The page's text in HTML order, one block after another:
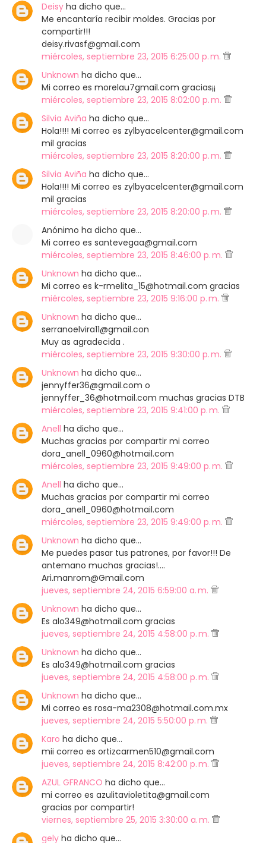
Deisy ha dicho que…
Me encantaría recibir moldes. Gracias por
compartir!!!
deisy.rivasf@gmail.com
miércoles, septiembre 23, 2015 6:25:00 p. m.
Unknown ha dicho que…
Mi correo es morelau7gmail.com gracias¡¡
miércoles, septiembre 23, 2015 8:02:00 p. m.
Silvia Aviña ha dicho que…
Hola!!!! Mi correo es zylbyacelcenter@gmail.com
mil gracias
miércoles, septiembre 23, 2015 8:20:00 p. m.
Silvia Aviña ha dicho que…
Hola!!!! Mi correo es zylbyacelcenter@gmail.com
mil gracias
miércoles, septiembre 23, 2015 8:20:00 p. m.
Anónimo ha dicho que…
Mi correo es santevegaa@gmail.com
miércoles, septiembre 23, 2015 8:46:00 p. m.
Unknown ha dicho que…
Mi correo es k-rmelita_15@hotmail.com gracias
miércoles, septiembre 23, 2015 9:16:00 p. m.
Unknown ha dicho que…
serranoelvira11@gmail.con
Muy as agradecida .
miércoles, septiembre 23, 2015 9:30:00 p. m.
Unknown ha dicho que…
jennyffer36@gmail.com o
jennyffer_36@hotmail.com muchas gracias DTB
miércoles, septiembre 23, 2015 9:41:00 p. m.
Anell ha dicho que…
Muchas gracias por compartir mi correo
dora_anell_0960@hotmail.com
miércoles, septiembre 23, 2015 9:49:00 p. m.
Anell ha dicho que…
Muchas gracias por compartir mi correo
dora_anell_0960@hotmail.com
miércoles, septiembre 23, 2015 9:49:00 p. m.
Unknown ha dicho que…
Me puedes pasar tus patrones, por favor!!! De
antemano muchas gracias!....
Ari.manrom@Gmail.com
jueves, septiembre 24, 2015 6:59:00 a. m.
Unknown ha dicho que…
Es alo349@hotmail.com gracias
jueves, septiembre 24, 2015 4:58:00 p. m.
Unknown ha dicho que…
Es alo349@hotmail.com gracias
jueves, septiembre 24, 2015 4:58:00 p. m.
Unknown ha dicho que…
Mi correo es rosa-ma2308@hotmail.com.mx
jueves, septiembre 24, 2015 5:50:00 p. m.
Karo ha dicho que…
mii correo es ortizcarmen510@gmail.com
jueves, septiembre 24, 2015 8:42:00 p. m.
AZUL GFRANCO ha dicho que…
mi correo es azulitavioletita@gmail.com
gracias por compartir!
viernes, septiembre 25, 2015 3:30:00 a. m.
gely ha dicho que…